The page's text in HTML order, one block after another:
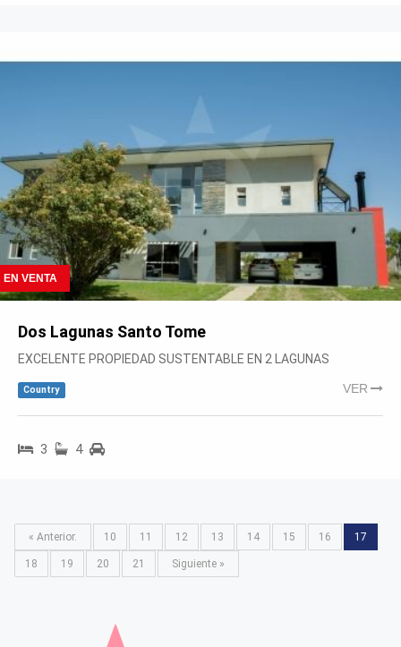
EN VENTA
Dos Lagunas Santo Tome
EXCELENTE PROPIEDAD SUSTENTABLE EN 2 LAGUNAS
Country VER
3 4
« Anterior. 10 11 12 13 14 15 16 17
18 19 20 21 Siguiente »